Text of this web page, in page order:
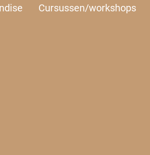
Cursussen/workshops